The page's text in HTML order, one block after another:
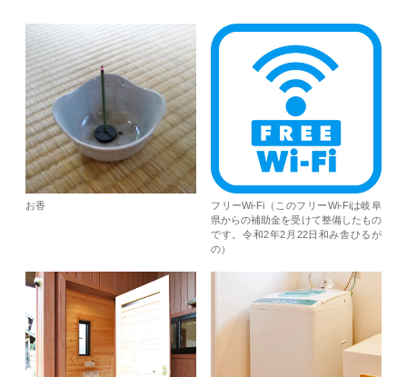
お香
フリーWi-Fi（このフリーWi-Fiは岐阜
県からの補助金を受けて整備したもの
です。令和2年2月22日和み舎ひるが
の）